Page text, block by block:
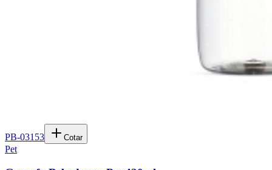
PB-03153 Cotar
Pet